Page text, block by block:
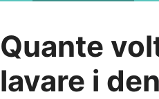
Quante
lavare i